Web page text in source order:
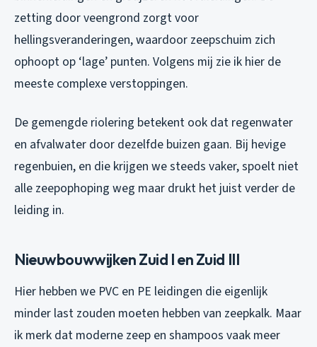
zetting door veengrond zorgt voor
hellingsveranderingen, waardoor zeepschuim zich
ophoopt op ‘lage’ punten. Volgens mij zie ik hier de
meeste complexe verstoppingen.
De gemengde riolering betekent ook dat regenwater
en afvalwater door dezelfde buizen gaan. Bij hevige
regenbuien, en die krijgen we steeds vaker, spoelt niet
alle zeepophoping weg maar drukt het juist verder de
leiding in.
Nieuwbouwwijken Zuid I en Zuid III
Hier hebben we PVC en PE leidingen die eigenlijk
minder last zouden moeten hebben van zeepkalk. Maar
ik merk dat moderne zeep en shampoos vaak meer